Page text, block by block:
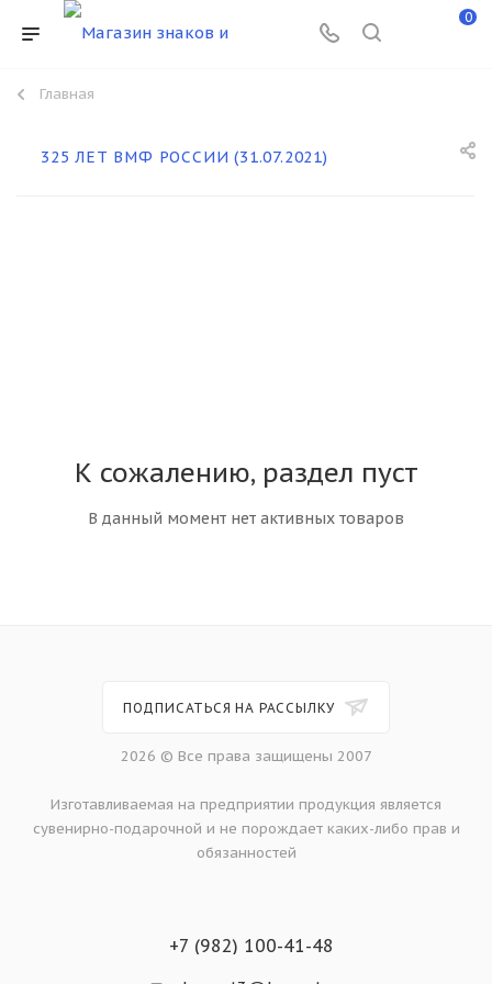
0
Главная
325 ЛЕТ ВМФ РОССИИ (31.07.2021)
К сожалению, раздел пуст
В данный момент нет активных товаров
ПОДПИСАТЬСЯ НА РАССЫЛКУ
2026 © Все права защищены 2007
Изготавливаемая на предприятии продукция является
сувенирно-подарочной и не порождает каких-либо прав и
обязанностей
+7 (982) 100-41-48